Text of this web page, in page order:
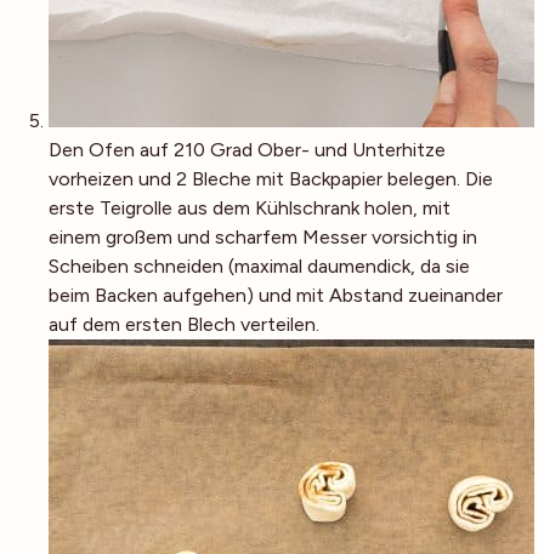
Den Ofen auf 210 Grad Ober- und Unterhitze
vorheizen und 2 Bleche mit Backpapier belegen. Die
erste Teigrolle aus dem Kühlschrank holen, mit
einem großem und scharfem Messer vorsichtig in
Scheiben schneiden (maximal daumendick, da sie
beim Backen aufgehen) und mit Abstand zueinander
auf dem ersten Blech verteilen.